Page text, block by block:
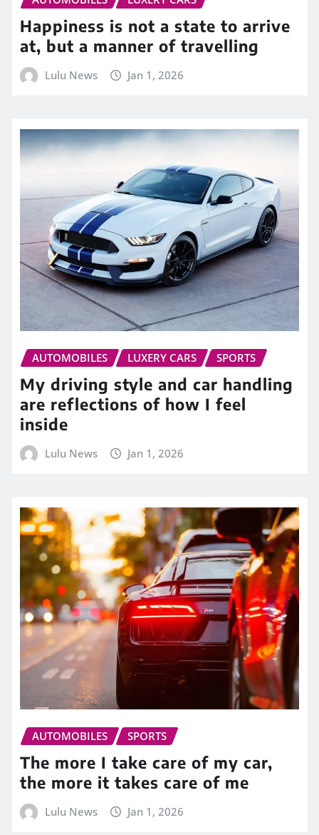
Happiness is not a state to arrive
at, but a manner of travelling
Lulu News Jan 1, 2026
AUTOMOBILES LUXERY CARS SPORTS
My driving style and car handling
are reflections of how I feel
inside
Lulu News Jan 1, 2026
AUTOMOBILES SPORTS
The more I take care of my car,
the more it takes care of me
Lulu News Jan 1, 2026